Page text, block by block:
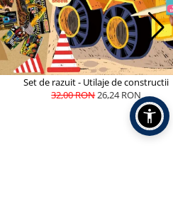
Set de razuit - Utilaje de constructii
32,00 RON26,24 RON